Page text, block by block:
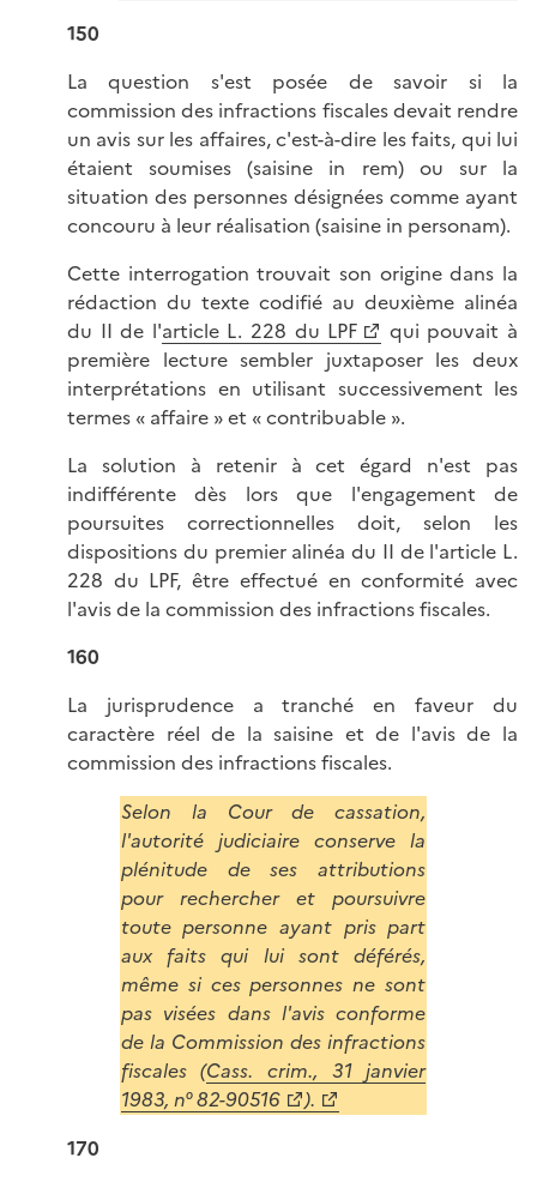
150
La question s'est posée de savoir si la
commission des infractions fiscales devait rendre
un avis sur les affaires, c'est-à-dire les faits, qui lui
étaient soumises (saisine in rem) ou sur la
situation des personnes désignées comme ayant
concouru à leur réalisation (saisine in personam).
Cette interrogation trouvait son origine dans la
rédaction du texte codifié au deuxième alinéa
du II de l'article L. 228 du LPF
qui pouvait à
première lecture sembler juxtaposer les deux
interprétations en utilisant successivement les
termes « affaire » et « contribuable ».
La solution à retenir à cet égard n'est pas
indifférente dès lors que l'engagement de
poursuites correctionnelles doit, selon les
dispositions du premier alinéa du II de l'article L.
228 du LPF, être effectué en conformité avec
l'avis de la commission des infractions fiscales.
160
La jurisprudence a tranché en faveur du
caractère réel de la saisine et de l'avis de la
commission des infractions fiscales.
Selon la Cour de cassation,
l'autorité judiciaire conserve la
plénitude de ses attributions
pour rechercher et poursuivre
toute personne ayant pris part
aux faits qui lui sont déférés,
même si ces personnes ne sont
pas visées dans l'avis conforme
de la Commission des infractions
fiscales (Cass. crim., 31 janvier
1983, n° 82-90516
).
170